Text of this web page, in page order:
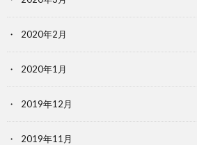
2020年2月
2020年1月
2019年12月
2019年11月